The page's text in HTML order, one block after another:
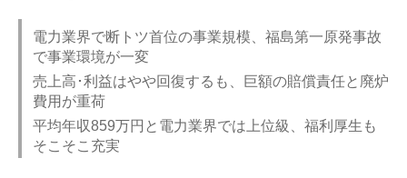
電力業界で断トツ首位の事業規模、福島第一原発事故
で事業環境が一変
売上高･利益はやや回復するも、巨額の賠償責任と廃炉
費用が重荷
平均年収859万円と電力業界では上位級、福利厚生も
そこそこ充実